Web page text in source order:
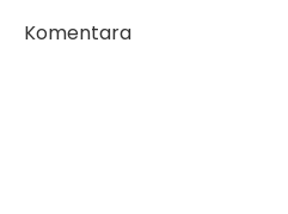
Komentara